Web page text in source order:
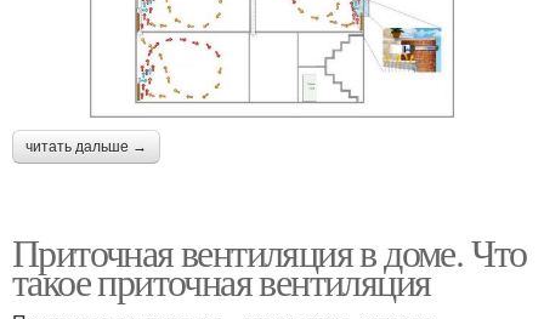
читать дальше →
Приточная вентиляция в доме. Что
такое приточная вентиляция